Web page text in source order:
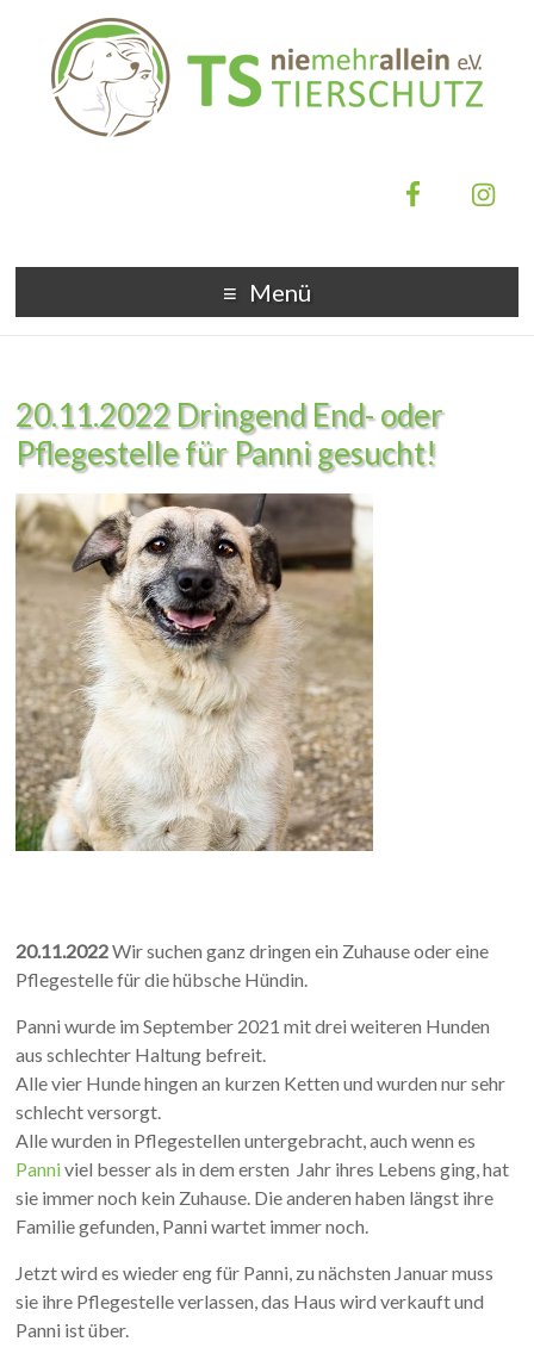
Menü
20.11.2022 Dringend End- oder
Pflegestelle für Panni gesucht!
20.11.2022Wir suchen ganz dringen ein Zuhause oder eine
Pflegestelle für die hübsche Hündin.
Panni wurde im September 2021 mit drei weiteren Hunden
aus schlechter Haltung befreit.
Alle vier Hunde hingen an kurzen Ketten und wurden nur sehr
schlecht versorgt.
Alle wurden in Pflegestellen untergebracht, auch wenn es
Panniviel besser als in dem ersten Jahr ihres Lebens ging, hat
sie immer noch kein Zuhause. Die anderen haben längst ihre
Familie gefunden, Panni wartet immer noch.
Jetzt wird es wieder eng für Panni, zu nächsten Januar muss
sie ihre Pflegestelle verlassen, das Haus wird verkauft und
Panni ist über.